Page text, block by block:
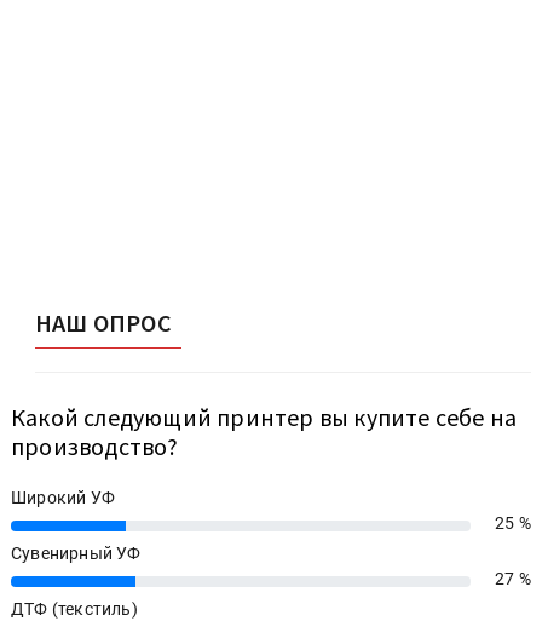
НАШ ОПРОС
Какой следующий принтер вы купите себе на
производство?
Широкий УФ
25%
25 %
Сувенирный УФ
27%
27 %
ДТФ (текстиль)